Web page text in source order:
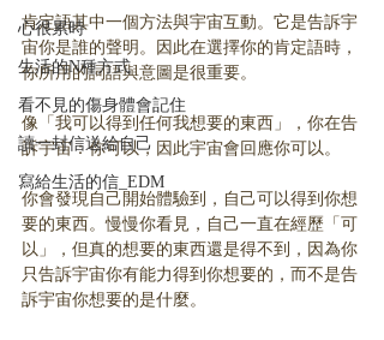
心很累時
生活的N種方式
看不見的傷身體會記住
讀一封信送給自己
寫給生活的信_EDM
肯定語其中一個方法與宇宙互動。它是告訴宇
宙你是誰的聲明。因此在選擇你的肯定語時，
你所用的詞語與意圖是很重要。
像「我可以得到任何我想要的東西」，你在告
訴宇宙：你可以，因此宇宙會回應你可以。
你會發現自己開始體驗到，自己可以得到你想
要的東西。慢慢你看見，自己一直在經歷「可
以」，但真的想要的東西還是得不到，因為你
只告訴宇宙你有能力得到你想要的，而不是告
訴宇宙你想要的是什麼。